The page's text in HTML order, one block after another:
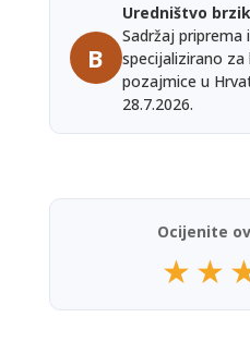
B
Uredništvo
Sadržaj priprema
specijalizirano za
pozajmice u
28.7.2026.
Ocijenite
★★